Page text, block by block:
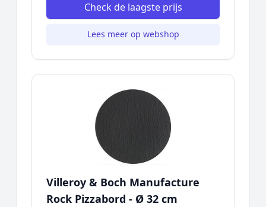
Check de laagste prijs
Lees meer op webshop
Villeroy & Boch Manufacture
Rock Pizzabord - Ø 32 cm